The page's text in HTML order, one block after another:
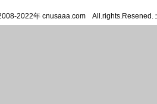
2022年 cnusaaa.com All.rights.Resened.